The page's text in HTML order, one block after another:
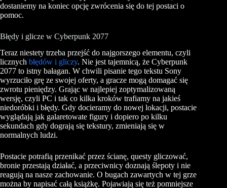
dostaniemy na koniec opcję zwrócenia się do tej postaci o
pomoc.
Błędy i glicze w Cyberpunk 2077
Teraz niestety trzeba przejść do najgorszego elementu, czyli
licznych błędów i gliczy. Nie jest tajemnicą, że Cyberpunk
2077 to istny bałagan. W chwili pisanie tego tekstu Sony
wyrzuciło grę ze swojej oferty, a gracze mogą domagać się
zwrotu pieniędzy. Grając w najlepiej zoptymalizowaną
wersję, czyli PC i tak co kilka kroków trafiamy na jakieś
niedoróbki i błędy. Gdy docieramy do nowej lokacji, postacie
wyglądają jak galaretowate figury i dopiero po kilku
sekundach gdy dograją się tekstury, zmieniają się w
normalnych ludzi.
Postacie potrafią przenikać przez ścianę, questy gliczować,
bronie przestają działać, a przeciwnicy doznają ślepoty i nie
reagują na nasze zachowanie. O bugach zawartych w tej grze
można by napisać całą książkę. Pojawiają się też pomniejsze